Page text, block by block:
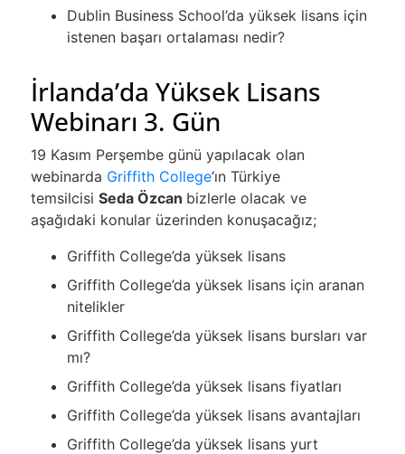
Dublin Business School’da yüksek lisans için
istenen başarı ortalaması nedir?
İrlanda’da Yüksek Lisans
Webinarı 3. Gün
19 Kasım Perşembe günü yapılacak olan
webinarda Griffith College‘ın Türkiye
temsilcisi Seda Özcan bizlerle olacak ve
aşağıdaki konular üzerinden konuşacağız;
Griffith College’da yüksek lisans
Griffith College’da yüksek lisans için aranan
nitelikler
Griffith College’da yüksek lisans bursları var
mı?
Griffith College’da yüksek lisans fiyatları
Griffith College’da yüksek lisans avantajları
Griffith College’da yüksek lisans yurt